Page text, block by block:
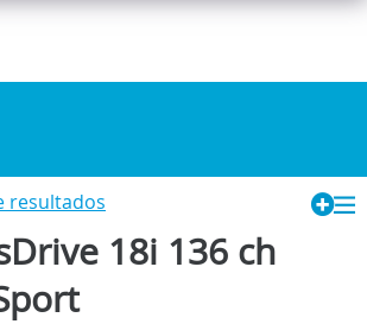
resultados
18i 136 ch